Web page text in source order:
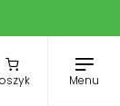
Menu